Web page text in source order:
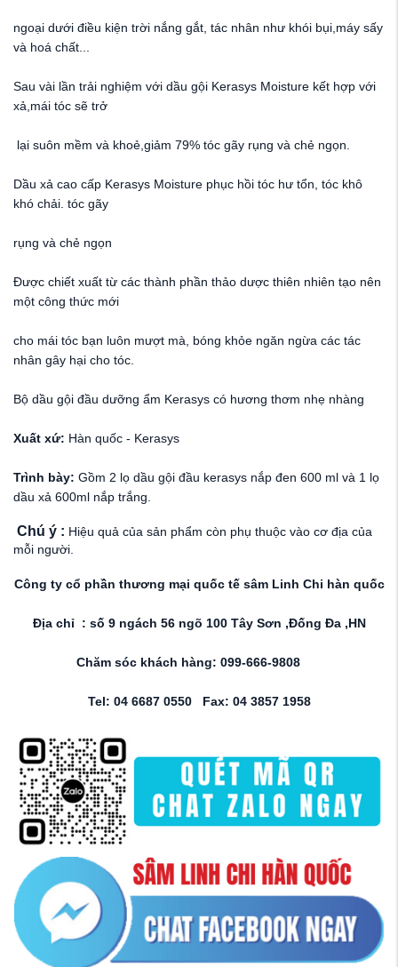
ngoại dưới điều kiện trời nắng gắt, tác nhân như khói bụi,máy sấy
và hoá chất...
Sau vài lần trải nghiệm với dầu gội Kerasys Moisture kết hợp với
xả,mái tóc sẽ trở
lại suôn mềm và khoẻ,giảm 79% tóc gãy rụng và chẻ ngọn.
Dầu xả cao cấp Kerasys Moisture phục hồi tóc hư tổn, tóc khô
khó chải. tóc gãy
rụng và chẻ ngọn
Được chiết xuất từ các thành phần thảo dược thiên nhiên tạo nên
một công thức mới
cho mái tóc bạn luôn mượt mà, bóng khỏe ngăn ngừa các tác
nhân gây hại cho tóc.
Bộ dầu gội đầu dưỡng ẩm Kerasys có hương thơm nhẹ nhàng
Xuất xứ: Hàn quốc - Kerasys
Trình bày: Gồm 2 lọ dầu gội đầu kerasys nắp đen 600 ml và 1 lọ
dầu xả 600ml nắp trắng.
Chú ý : Hiệu quả của sản phẩm còn phụ thuộc vào cơ địa của
mỗi người.
Công ty cổ phần thương mại quốc tế sâm Linh Chi hàn quốc
Địa chỉ : số 9 ngách 56 ngõ 100 Tây Sơn ,Đống Đa ,HN
Chăm sóc khách hàng: 099-666-9808
Tel: 04 6687 0550 Fax: 04 3857 1958